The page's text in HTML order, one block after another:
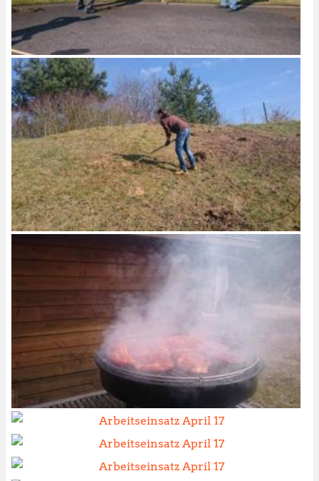
Image
Image
Image
Image